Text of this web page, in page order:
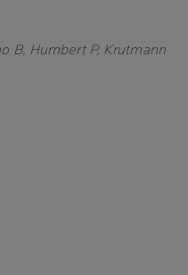
B, Humbert P, Krutmann